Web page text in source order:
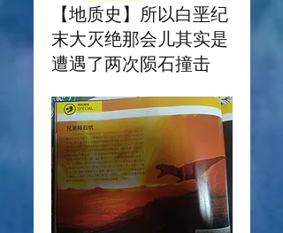
【地质史】所以白垩纪
末大灭绝那会儿其实是
遭遇了两次陨石撞击